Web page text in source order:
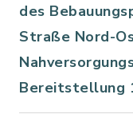
des
Straße Nord-
Bereitstellung